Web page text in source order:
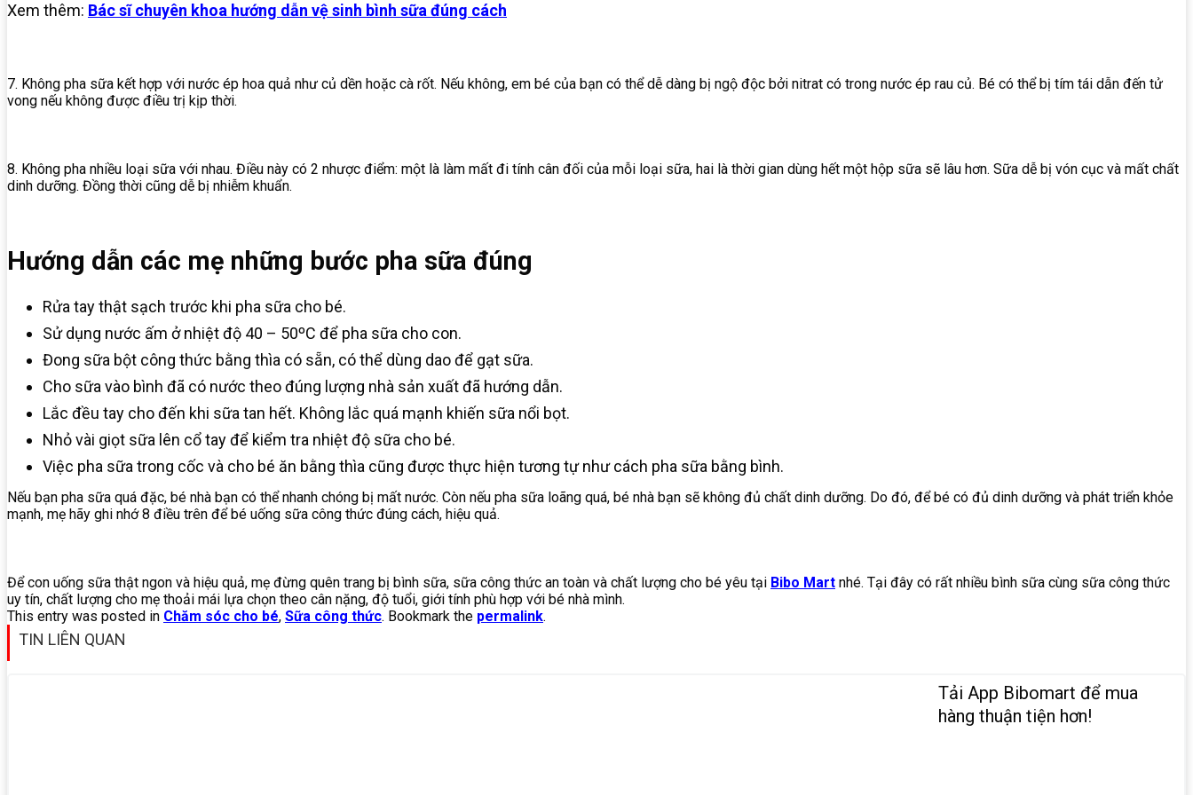
Xem thêm: Bác sĩ chuyên khoa hướng dẫn vệ sinh bình sữa đúng cách
7. Không pha sữa kết hợp với nước ép hoa quả như củ dền hoặc cà rốt. Nếu không, em bé của bạn có thể dễ dàng bị ngộ độc bởi nitrat có trong nước ép rau củ. Bé có thể bị tím tái dẫn đến tử
vong nếu không được điều trị kịp thời.
8. Không pha nhiều loại sữa với nhau. Điều này có 2 nhược điểm: một là làm mất đi tính cân đối của mỗi loại sữa, hai là thời gian dùng hết một hộp sữa sẽ lâu hơn. Sữa dễ bị vón cục và mất chất
dinh dưỡng. Đồng thời cũng dễ bị nhiễm khuẩn.
Hướng dẫn các mẹ những bước pha sữa đúng
Rửa tay thật sạch trước khi pha sữa cho bé.
Sử dụng nước ấm ở nhiệt độ 40 – 50ºC để pha sữa cho con.
Đong sữa bột công thức bằng thìa có sẵn, có thể dùng dao để gạt sữa.
Cho sữa vào bình đã có nước theo đúng lượng nhà sản xuất đã hướng dẫn.
Lắc đều tay cho đến khi sữa tan hết. Không lắc quá mạnh khiến sữa nổi bọt.
Nhỏ vài giọt sữa lên cổ tay để kiểm tra nhiệt độ sữa cho bé.
Việc pha sữa trong cốc và cho bé ăn bằng thìa cũng được thực hiện tương tự như cách pha sữa bằng bình.
Nếu bạn pha sữa quá đặc, bé nhà bạn có thể nhanh chóng bị mất nước. Còn nếu pha sữa loãng quá, bé nhà bạn sẽ không đủ chất dinh dưỡng. Do đó, để bé có đủ dinh dưỡng và phát triển khỏe
mạnh, mẹ hãy ghi nhớ 8 điều trên để bé uống sữa công thức đúng cách, hiệu quả.
Để con uống sữa thật ngon và hiệu quả, mẹ đừng quên trang bị bình sữa, sữa công thức an toàn và chất lượng cho bé yêu tại Bibo Mart nhé. Tại đây có rất nhiều bình sữa cùng sữa công thức
uy tín, chất lượng cho mẹ thoải mái lựa chọn theo cân nặng, độ tuổi, giới tính phù hợp với bé nhà mình.
This entry was posted in Chăm sóc cho bé, Sữa công thức. Bookmark the permalink.
TIN LIÊN QUAN
Tải App Bibomart để mua
hàng thuận tiện hơn!